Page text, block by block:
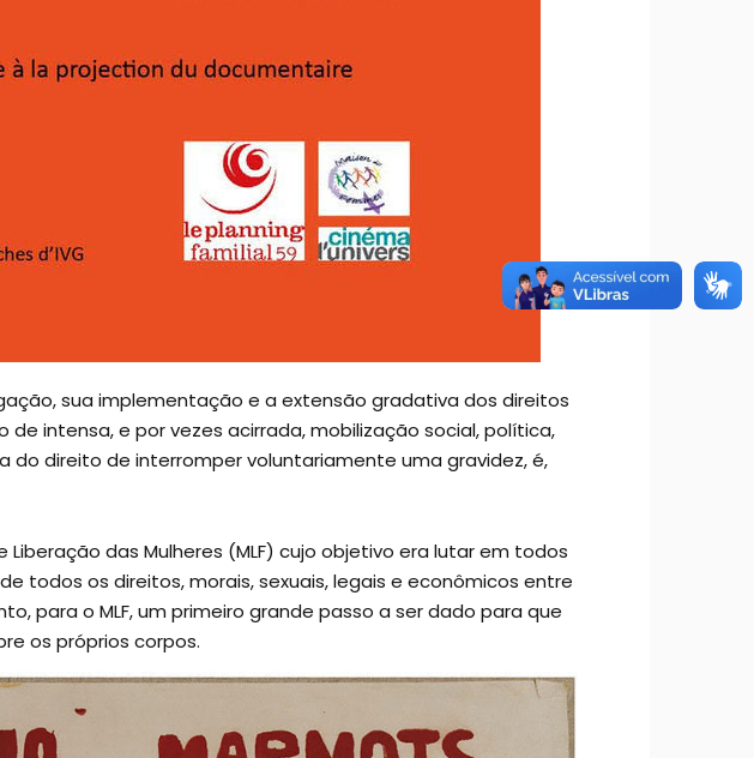
sua implementação e a extensão gradativa dos direitos
intensa, e por vezes acirrada, mobilização social, política,
do direito de interromper voluntariamente uma gravidez, é,
das Mulheres (MLF) cujo objetivo era lutar em todos
todos os direitos, morais, sexuais, legais e econômicos entre
para o MLF, um primeiro grande passo a ser dado para que
os próprios corpos.